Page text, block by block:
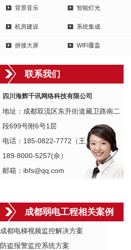
背景音乐 智能灯光
机房建设 系统集成
拼接大屏 WIFI覆盖
联系我们
四川海辉千讯网络科技有限公司
地址：成都双流区东升街道藏卫路南二
段699号附6号1层
电话：185-0822-7772（王）
189-8000-5257(佘）
邮箱：ibfs@qq.com
成都弱电工程相关案例
成都电梯视频监控解决方案
防盗报警监控系统方案